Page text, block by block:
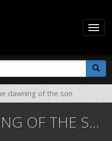
dawning of the son
OF THE SON